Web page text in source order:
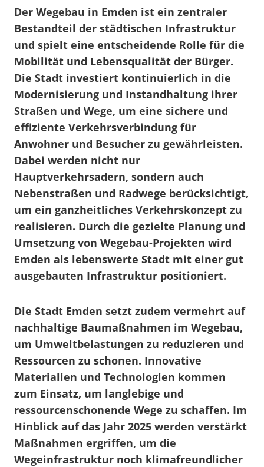
Der Wegebau in Emden ist ein zentraler
Bestandteil der städtischen Infrastruktur
und spielt eine entscheidende Rolle für die
Mobilität und Lebensqualität der Bürger.
Die Stadt investiert kontinuierlich in die
Modernisierung und Instandhaltung ihrer
Straßen und Wege, um eine sichere und
effiziente Verkehrsverbindung für
Anwohner und Besucher zu gewährleisten.
Dabei werden nicht nur
Hauptverkehrsadern, sondern auch
Nebenstraßen und Radwege berücksichtigt,
um ein ganzheitliches Verkehrskonzept zu
realisieren. Durch die gezielte Planung und
Umsetzung von Wegebau-Projekten wird
Emden als lebenswerte Stadt mit einer gut
ausgebauten Infrastruktur positioniert.
Die Stadt Emden setzt zudem vermehrt auf
nachhaltige Baumaßnahmen im Wegebau,
um Umweltbelastungen zu reduzieren und
Ressourcen zu schonen. Innovative
Materialien und Technologien kommen
zum Einsatz, um langlebige und
ressourcenschonende Wege zu schaffen. Im
Hinblick auf das Jahr 2025 werden verstärkt
Maßnahmen ergriffen, um die
Wegeinfrastruktur noch klimafreundlicher